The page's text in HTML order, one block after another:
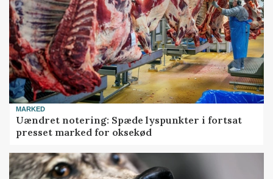
MARKED
Uændret notering: Spæde lyspunkter i fortsat
presset marked for oksekød